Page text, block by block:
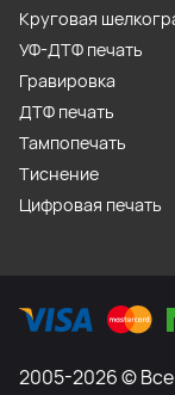
Круговая
УФ-ДТФ печать
Гравировка
ДТФ печать
Тампопечать
Тиснение
Цифровая печать
2005-2026 ©